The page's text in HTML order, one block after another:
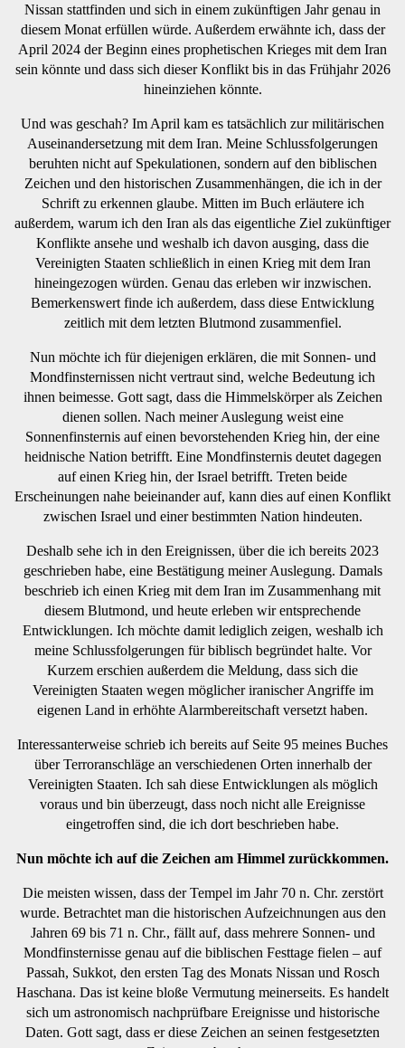
Nissan stattfinden und sich in einem zukünftigen Jahr genau in
diesem Monat erfüllen würde. Außerdem erwähnte ich, dass der
April 2024 der Beginn eines prophetischen Krieges mit dem Iran
sein könnte und dass sich dieser Konflikt bis in das Frühjahr 2026
hineinziehen könnte.
Und was geschah? Im April kam es tatsächlich zur militärischen
Auseinandersetzung mit dem Iran. Meine Schlussfolgerungen
beruhten nicht auf Spekulationen, sondern auf den biblischen
Zeichen und den historischen Zusammenhängen, die ich in der
Schrift zu erkennen glaube. Mitten im Buch erläutere ich
außerdem, warum ich den Iran als das eigentliche Ziel zukünftiger
Konflikte ansehe und weshalb ich davon ausging, dass die
Vereinigten Staaten schließlich in einen Krieg mit dem Iran
hineingezogen würden. Genau das erleben wir inzwischen.
Bemerkenswert finde ich außerdem, dass diese Entwicklung
zeitlich mit dem letzten Blutmond zusammenfiel.
Nun möchte ich für diejenigen erklären, die mit Sonnen- und
Mondfinsternissen nicht vertraut sind, welche Bedeutung ich
ihnen beimesse. Gott sagt, dass die Himmelskörper als Zeichen
dienen sollen. Nach meiner Auslegung weist eine
Sonnenfinsternis auf einen bevorstehenden Krieg hin, der eine
heidnische Nation betrifft. Eine Mondfinsternis deutet dagegen
auf einen Krieg hin, der Israel betrifft. Treten beide
Erscheinungen nahe beieinander auf, kann dies auf einen Konflikt
zwischen Israel und einer bestimmten Nation hindeuten.
Deshalb sehe ich in den Ereignissen, über die ich bereits 2023
geschrieben habe, eine Bestätigung meiner Auslegung. Damals
beschrieb ich einen Krieg mit dem Iran im Zusammenhang mit
diesem Blutmond, und heute erleben wir entsprechende
Entwicklungen. Ich möchte damit lediglich zeigen, weshalb ich
meine Schlussfolgerungen für biblisch begründet halte. Vor
Kurzem erschien außerdem die Meldung, dass sich die
Vereinigten Staaten wegen möglicher iranischer Angriffe im
eigenen Land in erhöhte Alarmbereitschaft versetzt haben.
Interessanterweise schrieb ich bereits auf Seite 95 meines Buches
über Terroranschläge an verschiedenen Orten innerhalb der
Vereinigten Staaten. Ich sah diese Entwicklungen als möglich
voraus und bin überzeugt, dass noch nicht alle Ereignisse
eingetroffen sind, die ich dort beschrieben habe.
Nun möchte ich auf die Zeichen am Himmel zurückkommen.
Die meisten wissen, dass der Tempel im Jahr 70 n. Chr. zerstört
wurde. Betrachtet man die historischen Aufzeichnungen aus den
Jahren 69 bis 71 n. Chr., fällt auf, dass mehrere Sonnen- und
Mondfinsternisse genau auf die biblischen Festtage fielen – auf
Passah, Sukkot, den ersten Tag des Monats Nissan und Rosch
Haschana. Das ist keine bloße Vermutung meinerseits. Es handelt
sich um astronomisch nachprüfbare Ereignisse und historische
Daten. Gott sagt, dass er diese Zeichen an seinen festgesetzten